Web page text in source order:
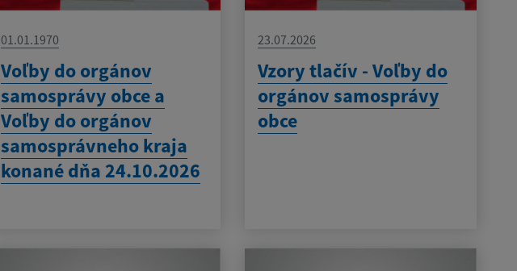
01.01.1970
Voľby do orgánov
samosprávy obce a
Voľby do orgánov
samosprávneho kraja
konané dňa 24.10.2026
23.07.2026
Vzory tlačív - Voľby do
orgánov samosprávy
obce